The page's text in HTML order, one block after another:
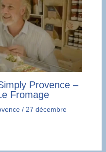
Provence –
Fromage
/ 27 décembre